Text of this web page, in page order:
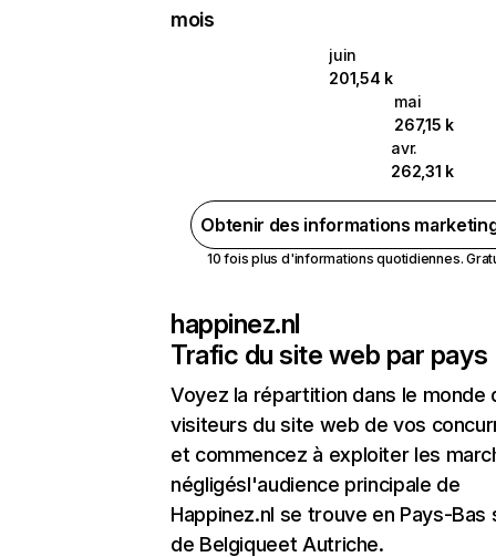
mois
juin
201,54 k
mai
267,15 k
avr.
262,31 k
Obtenir des informations
10 fois plus d'informations quotidiennes.
happinez.nl
Trafic du site web par pays
Voyez la répartition dans le monde
visiteurs du site web de vos
et commencez à exploiter les
négligésl'audience principale de
Happinez.nl se trouve en Pays-Bas
de Belgiqueet Autriche.